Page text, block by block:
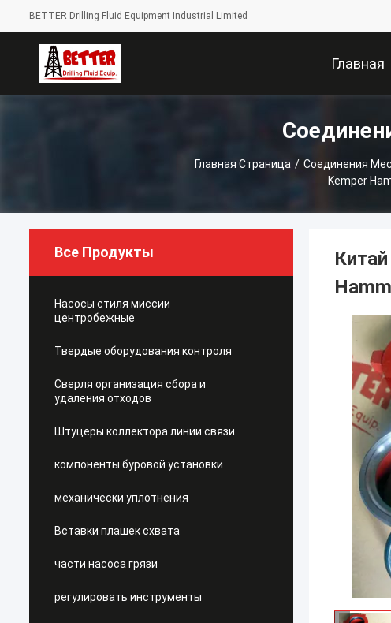
BETTER Drilling Fluid Equipment Industrial Limited
Главная
Страница
Главная Страница / Соединения
Kemper
Все Продукты
Насосы стиля миссии
центробежные
Твердые оборудования контроля
Сверля организация сбора и
удаления отходов
Штуцеры коллектора линии связи
компоненты буровой установки
механически уплотнения
Вставки плашек схвата
части насоса грязи
регулировать инструменты